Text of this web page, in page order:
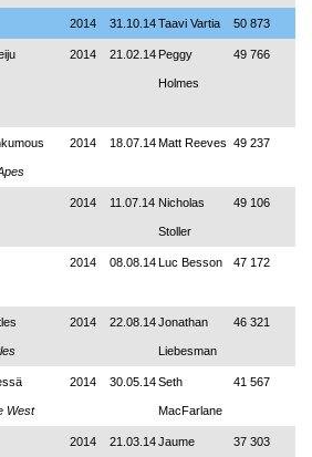
2014 31.10.14Taavi Vartia 50 873
2014 21.02.14 Peggy
Holmes
49 766
2014 18.07.14Matt Reeves 49 237
2014 11.07.14 Nicholas
Stoller
49 106
2014 08.08.14Luc Besson 47 172
2014 22.08.14Jonathan
Liebesman
46 321
West
2014 30.05.14Seth
MacFarlane
41 567
2014 21.03.14Jaume 37 303